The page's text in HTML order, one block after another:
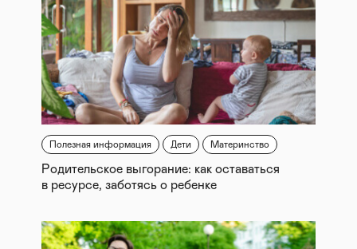
Полезная информация Дети Материнство
Родительское выгорание: как оставаться
в ресурсе, заботясь о ребенке